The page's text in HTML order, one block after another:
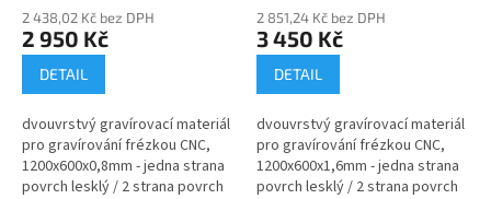
2 438,02 Kč bez DPH
2 950 Kč
DETAIL
dvouvrstvý gravírovací materiál
pro gravírování frézkou CNC,
1200x600x0,8mm - jedna strana
povrch lesklý / 2 strana povrch
2 851,24 Kč bez DPH
3 450 Kč
DETAIL
dvouvrstvý gravírovací materiál
pro gravírování frézkou CNC,
1200x600x1,6mm - jedna strana
povrch lesklý / 2 strana povrch